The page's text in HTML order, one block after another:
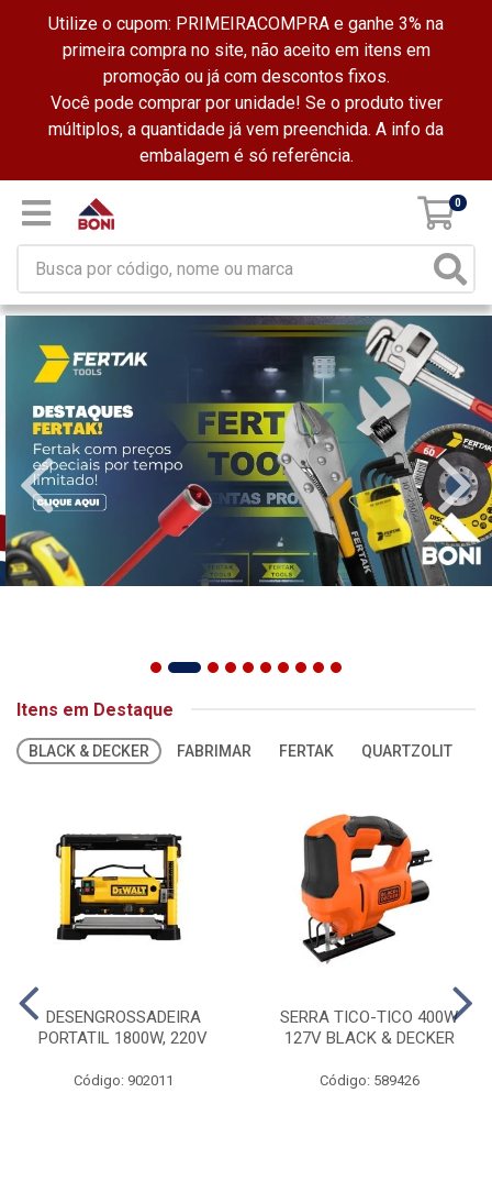
Utilize o cupom: PRIMEIRACOMPRA e ganhe 3% na
primeira compra no site, não aceito em itens em
promoção ou já com descontos fixos.
Você pode comprar por unidade! Se o produto tiver
múltiplos, a quantidade já vem preenchida. A info da
embalagem é só referência.
0
Itens em Destaque
BLACK & DECKER FABRIMAR FERTAK QUARTZOLIT
DESENGROSSADEIRA
PORTATIL 1800W, 220V
Código: 902011
SERRA TICO-TICO 400W
127V BLACK & DECKER
Código: 589426